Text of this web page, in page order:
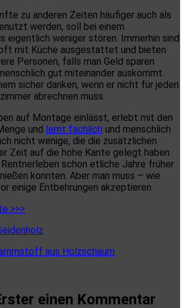
zu anderen Zeiten häufiger auch als
werden, soll bei einem
eigentlich weniger stören. Immerhin sind
mit Küche ausgestattet und bieten
Personen, falls man Geld sparen
gut miteinander auskommt.
sicher danken, wenn er nicht für jeden
abrechnen muss.
auf Montage einlässt, erlebt mit den
und lernt fachlich und menschlich
nicht wenige, die die zusätzlichen
Zeit auf die hohe Kante gelegt haben
Rentnerleben schon etliche Jahre früher
konnten. Aber man muss – wie
einige Entbehrungen akzeptieren.
>>>
aus Holzschaum
einen Kommentar